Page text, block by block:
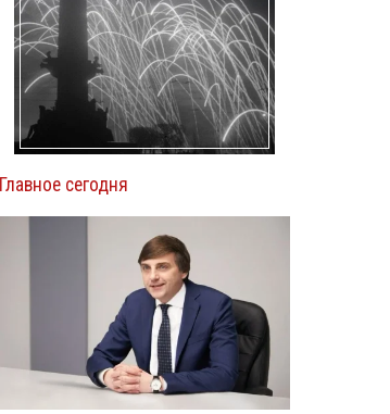
Главное сегодня